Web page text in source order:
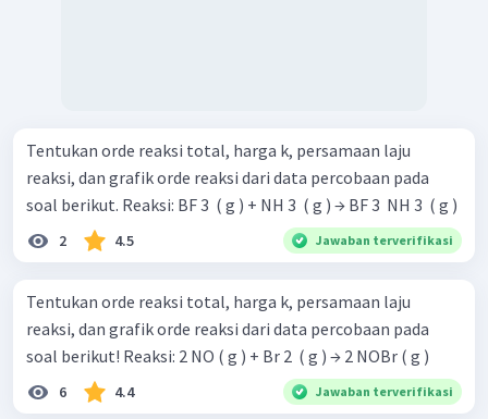
Tentukan orde reaksi total, harga k, persamaan laju
reaksi, dan grafik orde reaksi dari data percobaan pada
soal berikut. Reaksi: BF 3 ​ ( g ) + NH 3 ​ ( g ) → BF 3 ​ NH 3 ​ ( g )
2 4.5 Jawaban terverifikasi
Tentukan orde reaksi total, harga k, persamaan laju
reaksi, dan grafik orde reaksi dari data percobaan pada
soal berikut! Reaksi: 2 NO ( g ) + Br 2 ​ ( g ) → 2 NOBr ( g )
6 4.4 Jawaban terverifikasi